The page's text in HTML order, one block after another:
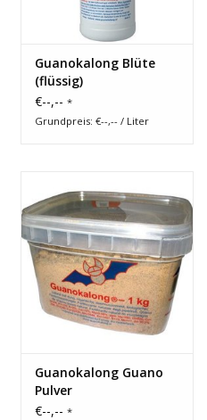
Guanokalong Blüte
(flüssig)
€--,-- *
Grundpreis: €--,-- / Liter
Guanokalong Guano
Pulver
€--,-- *